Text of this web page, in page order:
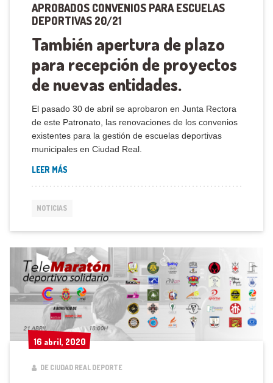
APROBADOS CONVENIOS PARA ESCUELAS
DEPORTIVAS 20/21
También apertura de plazo
para recepción de proyectos
de nuevas entidades.
El pasado 30 de abril se aprobaron en Junta Rectora
de este Patronato, las renovaciones de los convenios
existentes para la gestión de escuelas deportivas
municipales en Ciudad Real.
LEER MÁS
NOTICIAS
16 abril, 2020
16 abril, 2020
DE CIUDAD REAL DEPORTE